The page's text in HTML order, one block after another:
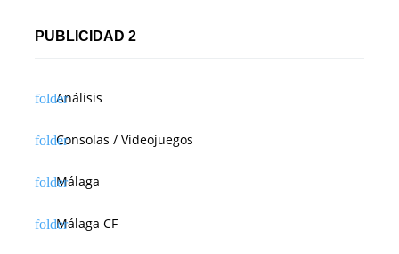
PUBLICIDAD 2
Análisis
Consolas / Videojuegos
Málaga
Málaga CF